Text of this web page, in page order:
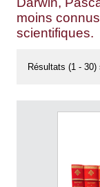
moins
scientifiques.
Résultats (1 - 30)